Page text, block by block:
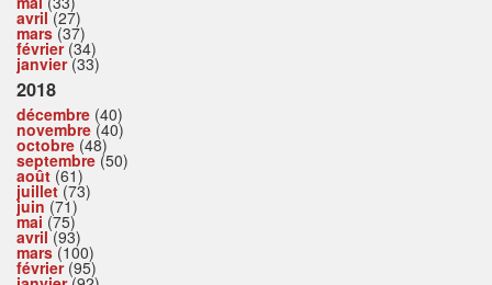
avril(27)
mars(37)
février(34)
janvier(33)
2018
décembre (40)
novembre (40)
octobre (48)
septembre (50)
août (61)
juillet(73)
juin (71)
mai (75)
avril(93)
mars(100)
février(95)